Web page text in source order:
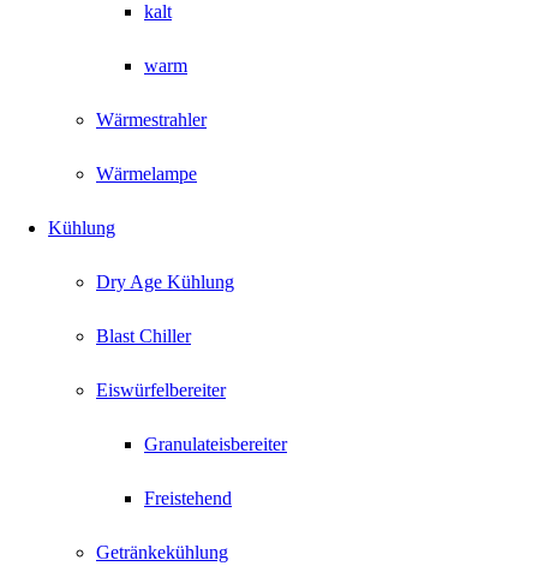
kalt
warm
Wärmestrahler
Wärmelampe
Kühlung
Dry Age Kühlung
Blast Chiller
Eiswürfelbereiter
Granulateisbereiter
Freistehend
Getränkekühlung